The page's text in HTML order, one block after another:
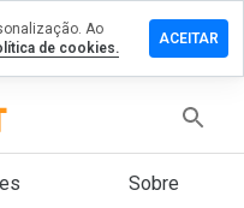
Sobre
Ao
de cookies.
ACEITAR